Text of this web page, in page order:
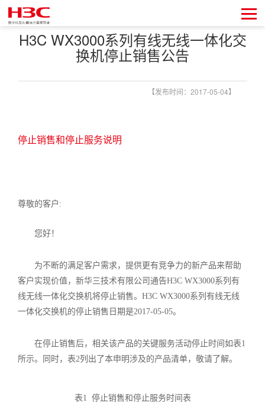
H3C WX3000系列有线无线一体化交
换机停止销售公告
【发布时间：2017-05-04】
停止销售和停止服务说明
尊敬的客户 :
您好！
为不断的满足客户需求，提供更有竞争力的新产品来帮助
客户实现价值，新华三技术有限公司通告H3C WX3000系列有
线无线一体化交换机将停止销售。 H3C WX3000系列有线无线
一体化交换机的停止销售日期是2017-05-05。
在停止销售后，相关该产品的关键服务活动停止时间如表1
所示。同时，表2列出了本申明涉及的产品清单，敬请了解。
表1 停止销售和停止服务时间表